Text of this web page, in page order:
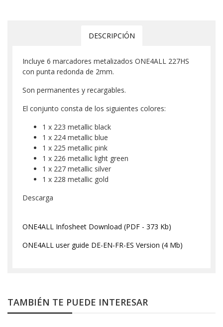
DESCRIPCIÓN
Incluye 6 marcadores metalizados ONE4ALL 227HS
con punta redonda de 2mm.
Son permanentes y recargables.
El conjunto consta de los siguientes colores:
1 x 223 metallic black
1 x 224 metallic blue
1 x 225 metallic pink
1 x 226 metallic light green
1 x 227 metallic silver
1 x 228 metallic gold
Descarga
ONE4ALL Infosheet Download (PDF - 373 Kb)
ONE4ALL user guide DE-EN-FR-ES Version (4 Mb)
TAMBIÉN TE PUEDE INTERESAR